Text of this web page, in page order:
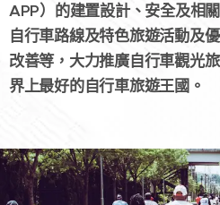
APP）的建置設計、安全及相
自行車路線及特色旅遊活動及
改善等，大力推廣自行車觀光
界上最好的自行車旅遊王國。